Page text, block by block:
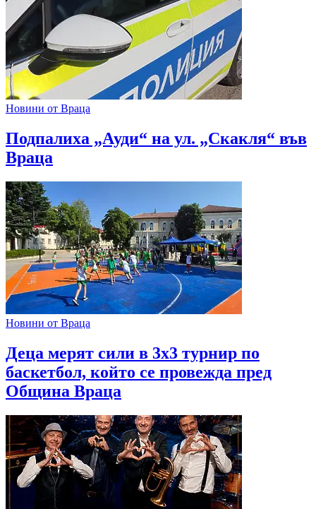
Новини от Враца
Подпалиха „Ауди“ на ул. „Скакля“ във
Враца
Новини от Враца
Деца мерят сили в 3х3 турнир по
баскетбол, който се провежда пред
Община Враца